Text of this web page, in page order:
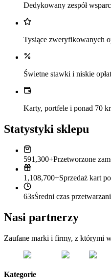
Dedykowany zespół
Tysiące zweryfikowanych
Świetne stawki i niskie
Karty, portfele i ponad 70
Statystyki sklepu
591,300+Przetworzone
1,108,700+Sprzedaż kart
63sŚredni czas
Nasi partnerzy
Zaufane marki i firmy, z którymi
Kategorie